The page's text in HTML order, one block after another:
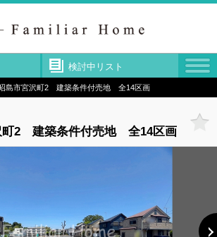
検討中リスト
島市宮沢町2 建築条件付売地 全14区画
町2 建築条件付売地 全14区画